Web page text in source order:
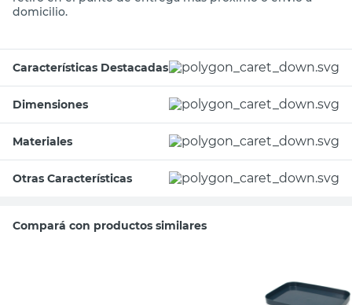
domicilio.
Características Destacadas
Dimensiones
Materiales
Otras Características
Compará con productos similares